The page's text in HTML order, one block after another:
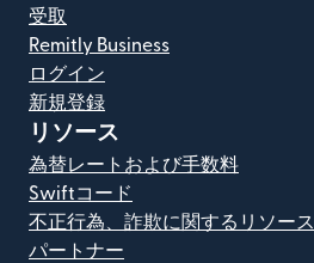
受取
Remitly Business
ログイン
新規登録
リソース
為替レートおよび手数料
Swiftコード
不正行為、詐欺に関するリソース
パートナー